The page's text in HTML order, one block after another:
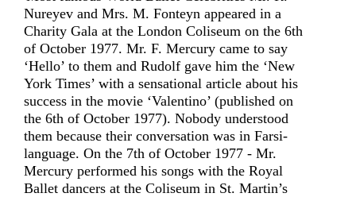
Nureyev and Mrs. M. Fonteyn appeared in a
Charity Gala at the London Coliseum on the 6th
of October 1977. Mr. F. Mercury came to say
‘Hello’ to them and Rudolf gave him the ‘New
York Times’ with a sensational article about his
success in the movie ‘Valentino’ (published on
the 6th of October 1977). Nobody understood
them because their conversation was in Farsi-
language. On the 7th of October 1977 - Mr.
Mercury performed his songs with the Royal
Ballet dancers at the Coliseum in St. Martin’s